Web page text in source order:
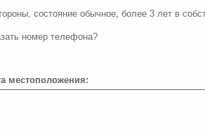
состояние обычное, более 3 лет в
номер телефона?
местоположения: